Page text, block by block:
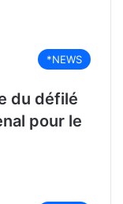
*NEWS
du défilé
pour le